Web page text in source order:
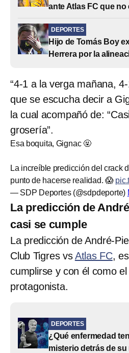
ante Atlas FC que no
DEPORTES
Hijo de Tomás Boy
Herrera por la
“4-1 a la verga mañana,
que se escucha decir a
la cual acompañó de:
grosería”.
Esa boquita, Gignac 🤬
La increíble predicción del crack
punto de hacerse realidad. 😱
— SDP Deportes (@sdpdeporte)
La predicción de
casi se cumple
La predicción de André-
Club Tigres vsAtlas FC,
cumplirse y con él como
protagonista.
DEPORTES
¿Qué enfermedad
misterio detrás de su